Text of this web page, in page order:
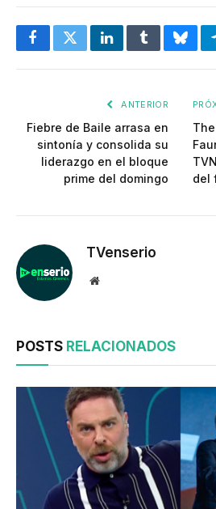
FacebookTwitterLinkedInTumblr
ANTERIOR
Fiebre de Baile arrasa en
sintonía y consolida su
liderazgo en el bloque
prime del domingo
del
TVenserio
Website
POSTS RELACIONADOS